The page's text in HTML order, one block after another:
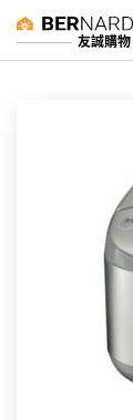
友誠購物